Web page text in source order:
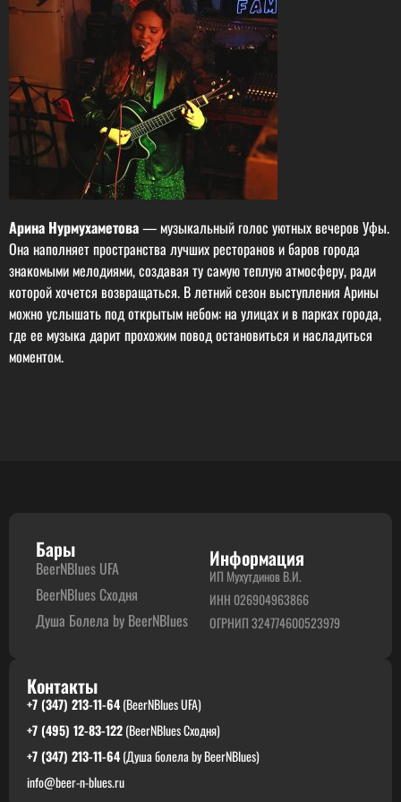
Арина Нурмухаметова— музыкальный голос уютных вечеров Уфы.
Она наполняет пространства лучших ресторанов и баров города
знакомыми мелодиями, создавая ту самую теплую атмосферу, ради
которой хочется возвращаться. В летний сезон выступления Арины
можно услышать под открытым небом: на улицах и в парках города,
где ее музыка дарит прохожим повод остановиться и насладиться
моментом.
Бары
BeerNBlues UFA
BeerNBlues Сходня
Душа Болела by BeerNBlues
Информация
ИП Мухутдинов В.И.
ИНН 026904963866
ОГРНИП 324774600523979
Контакты
+7 (347) 213-11-64(BeerNBlues UFA)
+7 (495) 12-83-122(BeerNBlues Сходня)
+7 (347) 213-11-64(Душа болела by BeerNBlues)
info@beer-n-blues.ru